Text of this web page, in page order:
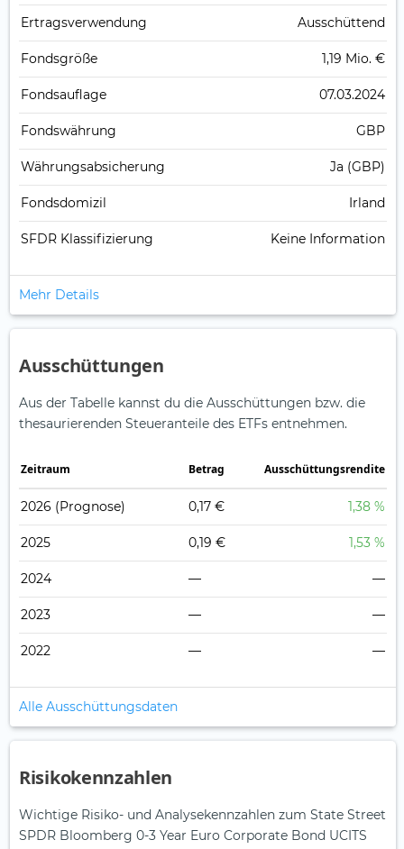
Ertrags­verwendung Ausschüttend
Fonds­größe 1,19 Mio. €
Fonds­auflage 07.03.2024
Fonds­währung GBP
Währungsabsicherung Ja (GBP)
Fondsdomizil Irland
SFDR Klassifizierung Keine Information
Mehr Details
Ausschüttungen
Aus der Tabelle kannst du die Ausschüttungen bzw. die
thesaurierenden Steueranteile des ETFs entnehmen.
Zeitraum Betrag Ausschüttungsrendite
2026 (Prognose) 0,17 € 1,38 %
2025 0,19 € 1,53 %
2024 — —
2023 — —
2022 — —
Alle Ausschüttungsdaten
Risikokennzahlen
Wichtige Risiko- und Analysekennzahlen zum State Street
SPDR Bloomberg 0-3 Year Euro Corporate Bond UCITS